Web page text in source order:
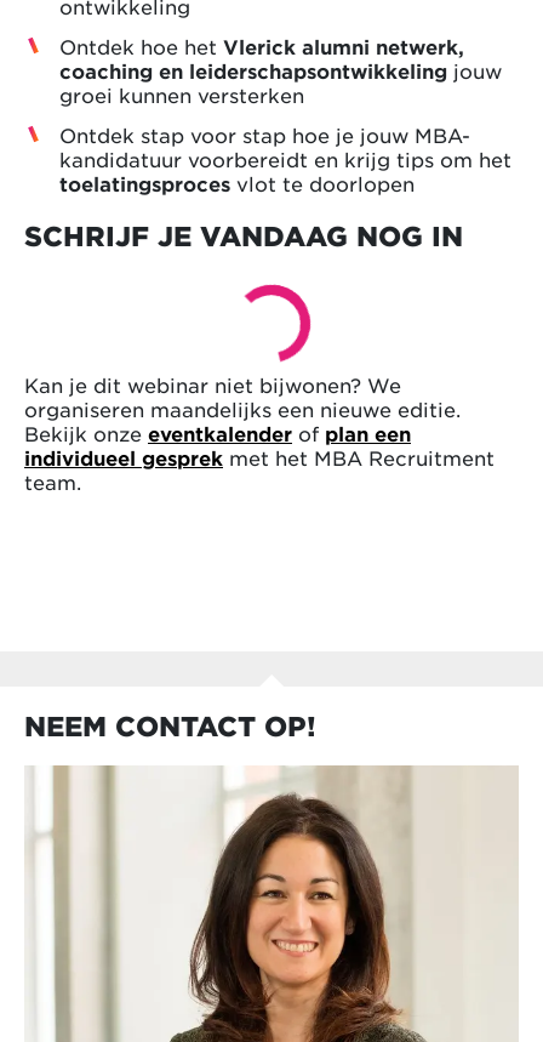
ontwikkeling
Ontdek hoe het Vlerick alumni netwerk,
coaching en leiderschapsontwikkelingjouw
groei kunnen versterken
Ontdek stap voor stap hoe je jouw MBA-
kandidatuur voorbereidt en krijg tips om het
toelatingsprocesvlot te doorlopen
SCHRIJF JE VANDAAG NOG IN
Kan je dit webinar niet bijwonen? We
organiseren maandelijks een nieuwe editie.
Bekijk onze eventkalender of plan een
individueel gesprek met het MBA Recruitment
team.
NEEM CONTACT OP!